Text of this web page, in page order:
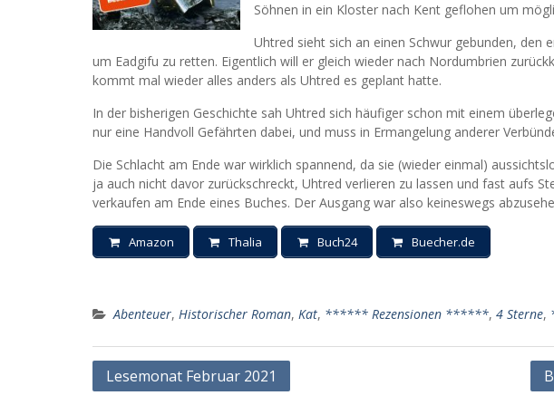
Söhnen in ein Kloster nach Kent geflohen um
Uhtred sieht sich an einen Schwur gebunden,
um Eadgifu zu retten. Eigentlich will er gleich wieder nach Nordumbrien
kommt mal wieder alles anders als Uhtred es geplant hatte.
In der bisherigen Geschichte sah Uhtred sich häufiger schon mit einem
nur eine Handvoll Gefährten dabei, und muss in Ermangelung anderer
Die Schlacht am Ende war wirklich spannend, da sie (wieder einmal)
ja auch nicht davor zurückschreckt, Uhtred verlieren zu lassen und fast aufs
verkaufen am Ende eines Buches. Der Ausgang war also keineswegs
Amazon Thalia Buch24 Buecher.de
Abenteuer, Historischer Roman, Kat, ****** Rezensionen ******, 4 Sterne,
Beitragsnavigation
Lesemonat Februar 2021